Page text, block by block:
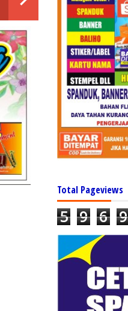
Total Pageviews
5 9 6 9